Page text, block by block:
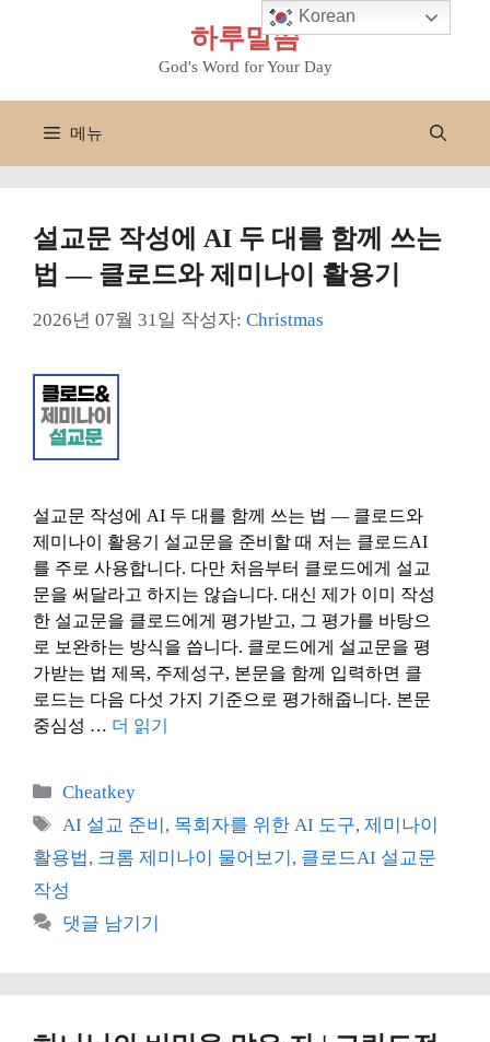
하루말씀
God's Word for Your Day
메뉴
설교문 작성에 AI 두 대를 함께 쓰는
법 — 클로드와 제미나이 활용기
2026년 07월 31일 작성자: Christmas
설교문 작성에 AI 두 대를 함께 쓰는 법 — 클로드와
제미나이 활용기 설교문을 준비할 때 저는 클로드AI
를 주로 사용합니다. 다만 처음부터 클로드에게 설교
문을 써달라고 하지는 않습니다. 대신 제가 이미 작성
한 설교문을 클로드에게 평가받고, 그 평가를 바탕으
로 보완하는 방식을 씁니다. 클로드에게 설교문을 평
가받는 법 제목, 주제성구, 본문을 함께 입력하면 클
로드는 다음 다섯 가지 기준으로 평가해줍니다. 본문
중심성 … 더 읽기
카
테
리
Cheatkey
태
그
AI 설교 준비 , 목회자를 위한 AI 도구,제미나이
활용법, 크롬 제미나이 물어보기 , 클로드AI 설교문
작성
댓글 남기기
Korean